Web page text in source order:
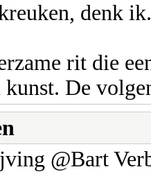
denk ik.
rit die
De
@Bart